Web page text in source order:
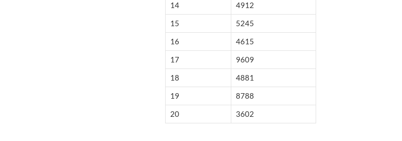
14
4912
15
5245
16
4615
17
9609
18
4881
19
8788
20
3602